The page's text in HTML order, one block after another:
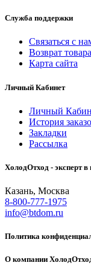
Служба поддержки
Связаться с
Возврат товара
Карта сайта
Личный Кабинет
Личный
История
Закладки
Рассылка
ХолодОтход - эксперт в
Казань, Москва
8-800-777-1975
info@btdom.ru
Политика
О компании